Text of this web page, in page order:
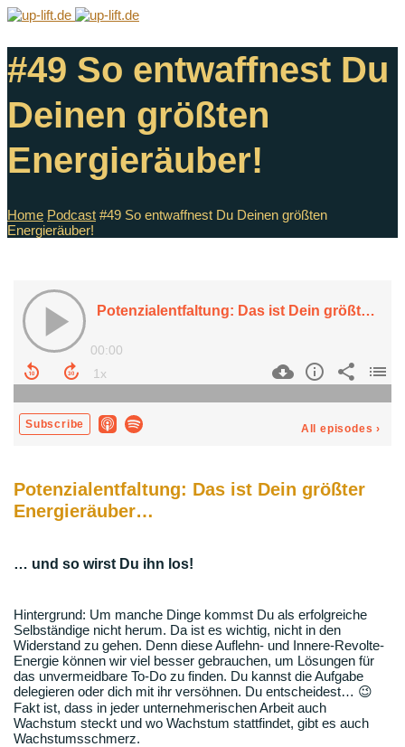
#49 So entwaffnest Du
Deinen größten
Energieräuber!
Home Podcast #49 So entwaffnest Du Deinen größten
Energieräuber!
Potenzialentfaltung: Das ist Dein größter
Energieräuber…
… und so wirst Du ihn los!
Hintergrund: Um manche Dinge kommst Du als erfolgreiche
Selbständige nicht herum. Da ist es wichtig, nicht in den
Widerstand zu gehen. Denn diese Auflehn- und Innere-Revolte-
Energie können wir viel besser gebrauchen, um Lösungen für
das unvermeidbare To-Do zu finden. Du kannst die Aufgabe
delegieren oder dich mit ihr versöhnen. Du entscheidest… 😉
Fakt ist, dass in jeder unternehmerischen Arbeit auch
Wachstum steckt und wo Wachstum stattfindet, gibt es auch
Wachstumsschmerz.